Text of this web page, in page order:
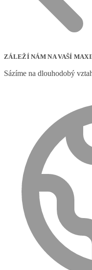
ZÁLEŽÍ NÁM NA VAŠÍ
Sázíme na dlouhodobý